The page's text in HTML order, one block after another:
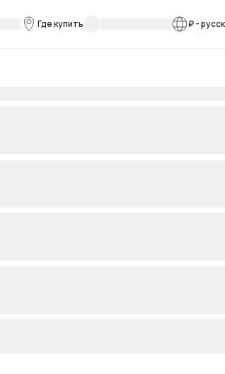
Где купить ₽-